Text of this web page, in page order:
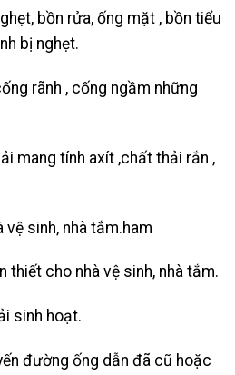
bồn rửa, ống mặt , bồn tiểu
bị nghẹt.
rãnh , cống ngầm những
mang tính axít ,chất thải rắn ,
sinh, nhà tắm.ham
thiết cho nhà vệ sinh, nhà tắm.
sinh hoạt.
đường ống dẫn đã cũ hoặc